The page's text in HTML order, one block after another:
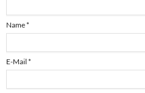
Name*
E-Mail *